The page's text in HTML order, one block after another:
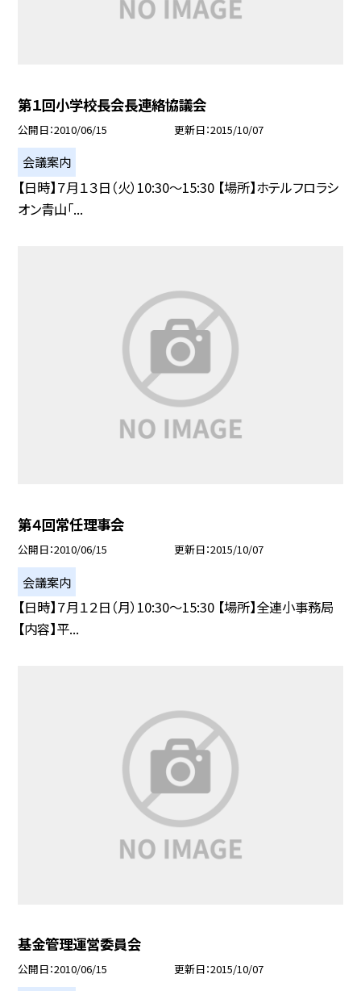
第１回小学校長会長連絡協議会
公開日 2010/06/15 更新日 2015/10/07
会議案内
【日時】７月１３日（火）10:30〜15:30 【場所】ホテルフロラシ
オン青山「...
第４回常任理事会
公開日 2010/06/15 更新日 2015/10/07
会議案内
【日時】７月１２日（月）10:30〜15:30 【場所】全連小事務局
【内容】平...
基金管理運営委員会
公開日 2010/06/15 更新日 2015/10/07